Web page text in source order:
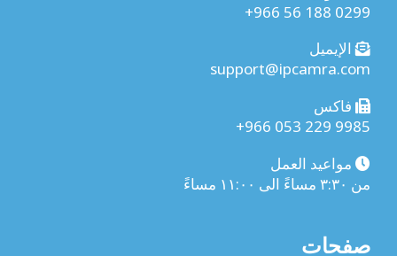
+966 56 188 0299
الإيميل
support@ipcamra.com
+966 053 229 9985
من ٣:٣٠ مساءً الى ١١:٠٠ مساءً
صفحات